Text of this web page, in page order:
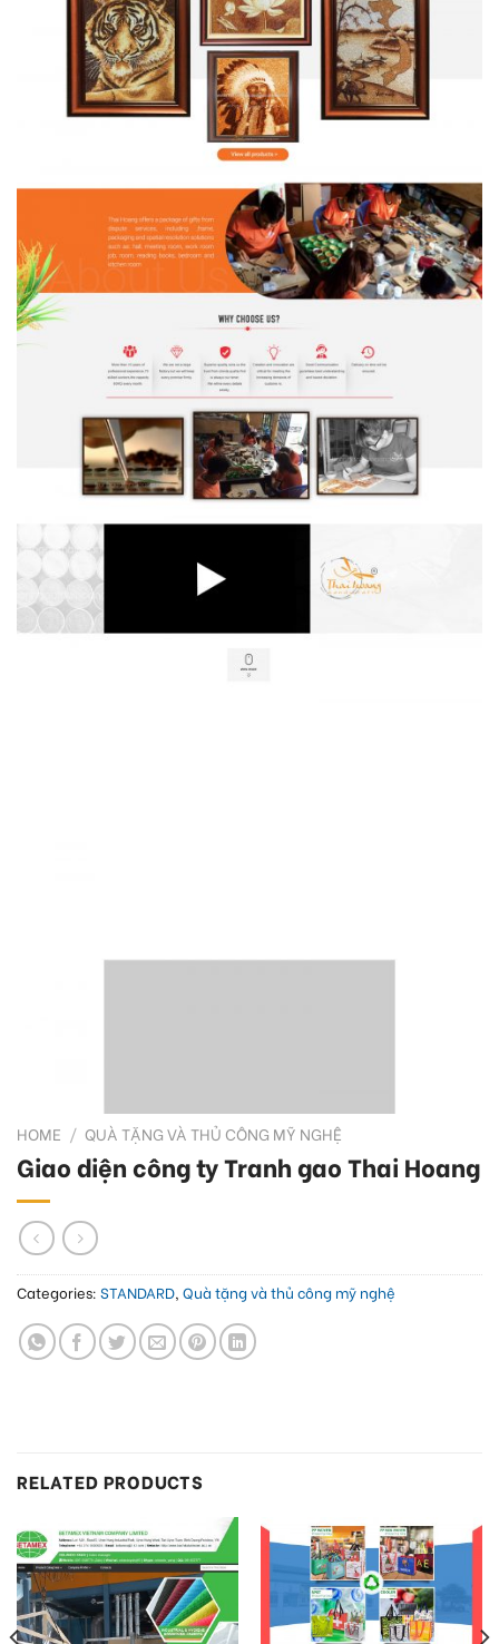
HOME / QUÀ TẶNG VÀ THỦ CÔNG MỸ NGHỆ
Giao diện công ty Tranh gao Thai Hoang
Categories: STANDARD, Quà tặng và thủ công mỹ nghệ
RELATED PRODUCTS